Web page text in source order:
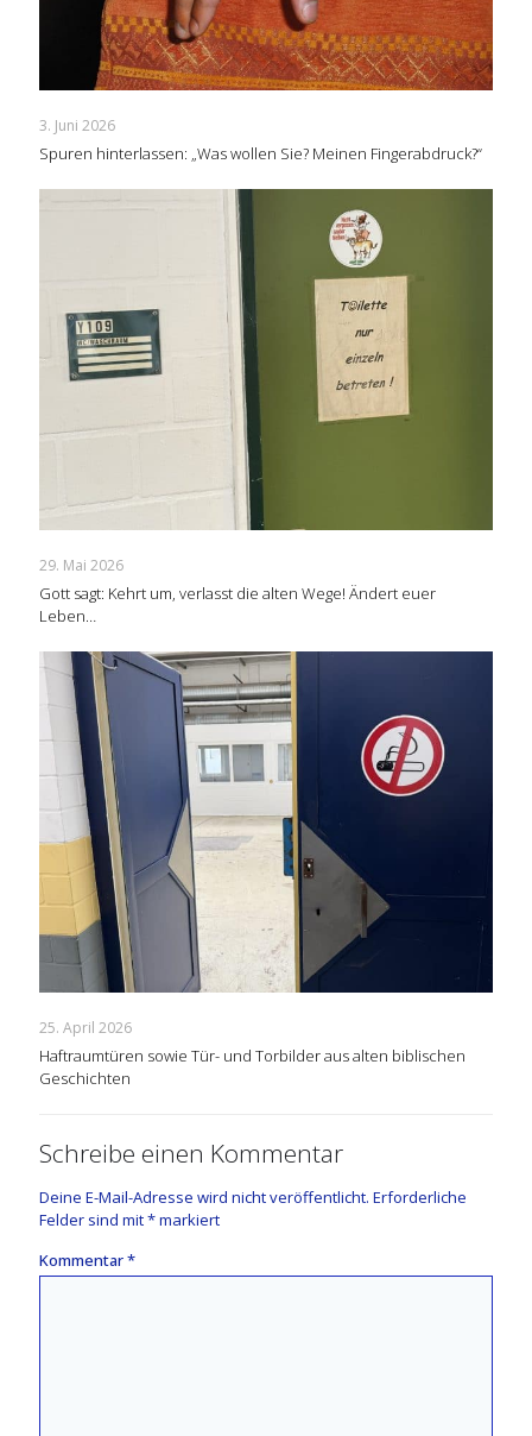
3. Juni 2026
Spuren hinterlassen: „Was wollen Sie? Meinen Fingerabdruck?“
29. Mai 2026
Gott sagt: Kehrt um, verlasst die alten Wege! Ändert euer
Leben…
25. April 2026
Haftraumtüren sowie Tür- und Torbilder aus alten biblischen
Geschichten
Schreibe einen Kommentar
Deine E-Mail-Adresse wird nicht veröffentlicht. Erforderliche
Felder sind mit*markiert
Kommentar*